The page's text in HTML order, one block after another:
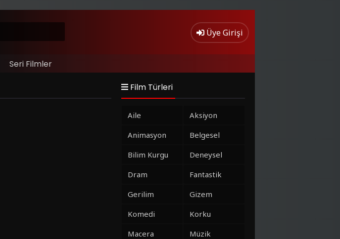
Üye Girişi
Seri Filmler
Film Türleri
Aile
Aksiyon
Animasyon
Belgesel
Bilim Kurgu
Deneysel
Dram
Fantastik
Gerilim
Gizem
Komedi
Korku
Macera
Müzik